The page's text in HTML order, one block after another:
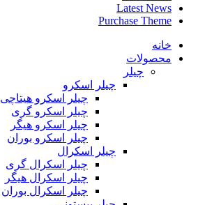
Latest News
Purchase Theme
خانه
محصولات
چیلر
چیلر اسکرو
چیلر اسکرو هیتاچی
چیلر اسکرو گری
چیلر اسکرو هیگر
چیلر اسکرو بوران
چیلر اسکرال
چیلر اسکرال گری
چیلر اسکرال هیگر
چیلر اسکرال بوران